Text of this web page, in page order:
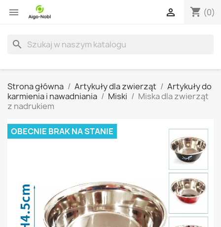
 shopping_cart (0)

search
Strona główna Artykuły dla zwierząt
Artykuły do
karmienia i nawadniania
Miski
Miska dla zwierząt
z nadrukiem
OBECNIE BRAK NA STANIE